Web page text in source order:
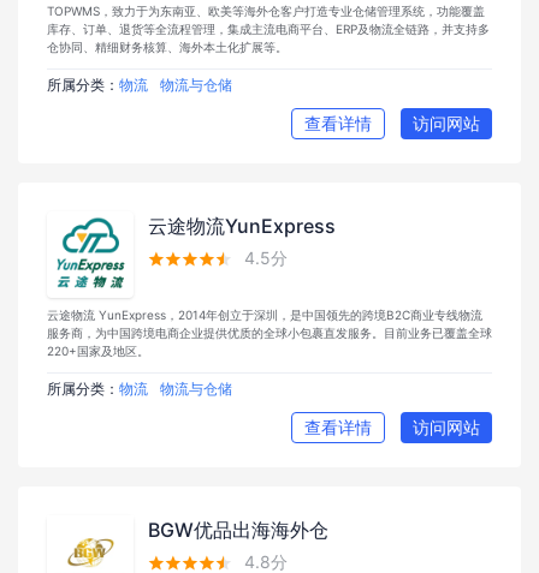
TOPWMS，致力于为东南亚、欧美等海外仓客户打造专业仓储管理系统，功能覆盖
库存、订单、退货等全流程管理，集成主流电商平台、ERP及物流全链路，并支持多
仓协同、精细财务核算、海外本土化扩展等。
所属分类： 物流 物流与仓储
查看详情 访问网站
云途物流YunExpress
 4.5分
云途物流 YunExpress，2014年创立于深圳，是中国领先的跨境B2C商业专线物流
服务商，为中国跨境电商企业提供优质的全球小包裹直发服务。目前业务已覆盖全球
220+国家及地区。
所属分类： 物流 物流与仓储
查看详情 访问网站
BGW优品出海海外仓
 4.8分